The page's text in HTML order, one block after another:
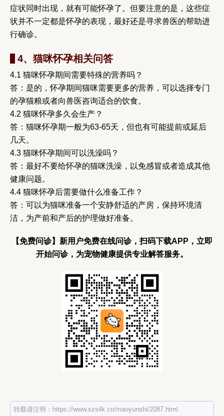
症状同时出现，就有可能怀孕了。但要注意的是，这些症
状并不一定都是怀孕的表现，最好还是寻求兽医的帮助进
行确诊。
4、猫咪怀孕相关问答
4.1 猫咪怀孕期间需要特殊的营养吗？
答：是的，怀孕期间猫咪需要更多的营养，可以选择专门
的孕猫粮或者向兽医咨询适合的饮食。
4.2 猫咪怀孕多久会生产？
答：猫咪怀孕期一般为63-65天，但也有可能提前或延后
几天。
4.3 猫咪怀孕期间可以洗澡吗？
答：最好不要给怀孕的猫咪洗澡，以免感冒或者造成其他
健康问题。
4.4 猫咪怀孕后需要做什么准备工作？
答：可以为猫咪准备一个安静舒适的产房，保持环境清
洁，为产前和产后的护理做好准备。
【免费问诊】新用户免费在线问诊，扫码下载APP，立即
开始问诊，为宠物健康提供专业解答服务。
转载请注明：https://www.szsilk.cn/maoyunshi/2087.html